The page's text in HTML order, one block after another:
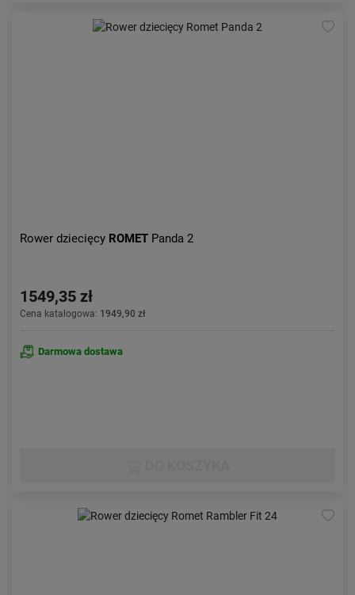
Rower dziecięcy ROMET Panda 2
1549,35 zł
Cena katalogowa: 1949,90 zł
Darmowa dostawa